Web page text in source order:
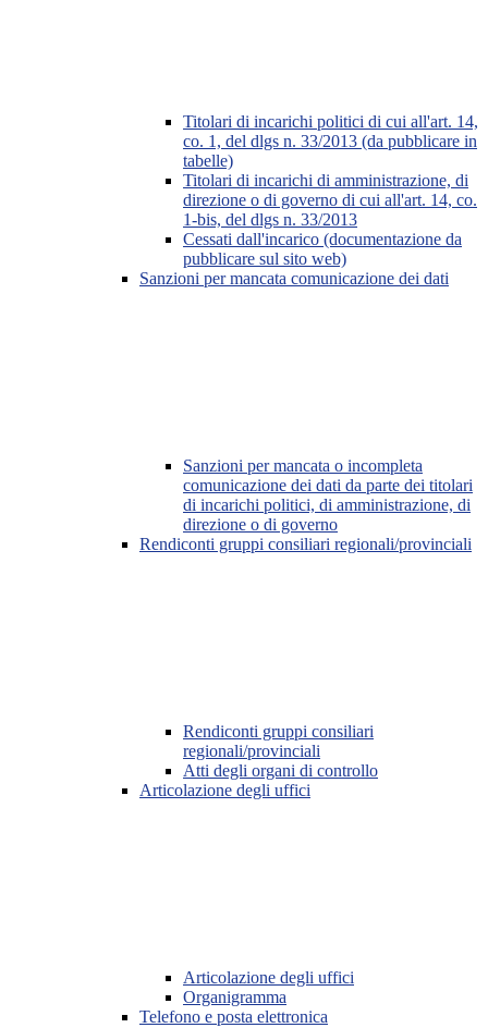
Titolari di incarichi politici di cui all'art. 14,
co. 1, del dlgs n. 33/2013 (da pubblicare in
tabelle)
Titolari di incarichi di amministrazione, di
direzione o di governo di cui all'art. 14, co.
1-bis, del dlgs n. 33/2013
Cessati dall'incarico (documentazione da
pubblicare sul sito web)
Sanzioni per mancata comunicazione dei dati
Sanzioni per mancata o incompleta
comunicazione dei dati da parte dei titolari
di incarichi politici, di amministrazione, di
direzione o di governo
Rendiconti gruppi consiliari regionali/provinciali
Rendiconti gruppi consiliari
regionali/provinciali
Atti degli organi di controllo
Articolazione degli uffici
Articolazione degli uffici
Organigramma
Telefono e posta elettronica